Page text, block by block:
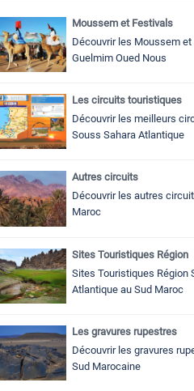
Moussem et Festivals
Découvrir les Moussem
Guelmim Oued Nous
Les circuits touristiques
Découvrir les meilleurs
Souss Sahara Atlantique
Autres circuits
Découvrir les autres
Maroc
Sites Touristiques Région
Sites Touristiques Région
Atlantique au Sud Maroc
Les gravures rupestres
Découvrir les gravures
Sud Marocaine